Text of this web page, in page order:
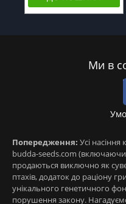
Ми в
Попередження: Усі насіння
budda-seeds.com
продаються виключно як
птахів, додаток до раціону
унікального генетичного
порушення закону.